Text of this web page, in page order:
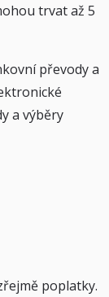
trvat až 5
převody a
a výběry
poplatky.